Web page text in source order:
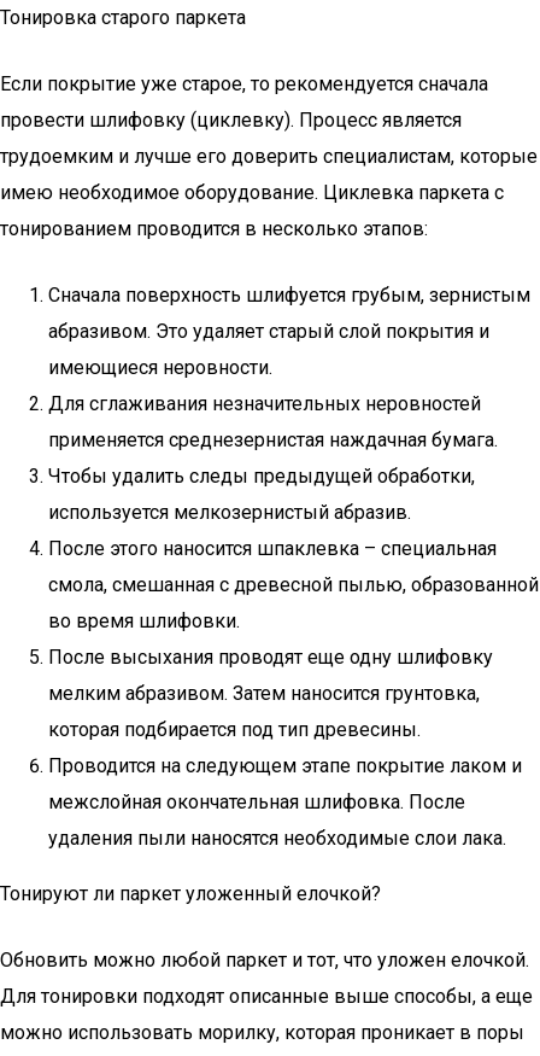
Тонировка старого паркета
Если покрытие уже старое, то рекомендуется сначала
провести шлифовку (циклевку). Процесс является
трудоемким и лучше его доверить специалистам, которые
имею необходимое оборудование. Циклевка паркета с
тонированием проводится в несколько этапов:
Сначала поверхность шлифуется грубым, зернистым
абразивом. Это удаляет старый слой покрытия и
имеющиеся неровности.
Для сглаживания незначительных неровностей
применяется среднезернистая наждачная бумага.
Чтобы удалить следы предыдущей обработки,
используется мелкозернистый абразив.
После этого наносится шпаклевка – специальная
смола, смешанная с древесной пылью, образованной
во время шлифовки.
После высыхания проводят еще одну шлифовку
мелким абразивом. Затем наносится грунтовка,
которая подбирается под тип древесины.
Проводится на следующем этапе покрытие лаком и
межслойная окончательная шлифовка. После
удаления пыли наносятся необходимые слои лака.
Тонируют ли паркет уложенный елочкой?
Обновить можно любой паркет и тот, что уложен елочкой.
Для тонировки подходят описанные выше способы, а еще
можно использовать морилку, которая проникает в поры